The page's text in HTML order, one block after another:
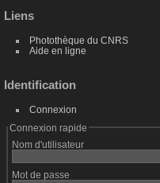
Liens
Photothèque du CNRS
Aide en ligne
Identification
Connexion
Connexion rapide
Nom d'utilisateur
Mot de passe